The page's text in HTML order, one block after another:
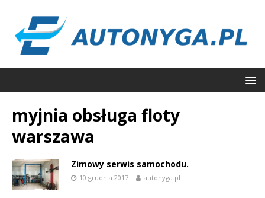
myjnia obsługa floty
warszawa
Zimowy serwis samochodu.
10 grudnia 2017 autonyga.pl